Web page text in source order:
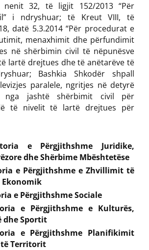
32, të ligjit 152/2013 “Për
i ndryshuar; të Kreut VIII, të
datë 5.3.2014 “Për procedurat e
menaxhimit dhe përfundimit
në shërbimin civil të nëpunësve
lartë drejtues dhe të anëtarëve të
Bashkia Shkodër shpall
paralele, ngritjes në detyrë
nga jashtë shërbimit civil për
të nivelit të lartë drejtues për
e Përgjithshme Juridike,
dhe Shërbime Mbështetëse
e Përgjithshme e Zhvillimit të
Ekonomik
e Përgjithshme Sociale
e Përgjithshme e Kulturës,
dhe Sportit
e Përgjithshme Planifikimit
Territorit